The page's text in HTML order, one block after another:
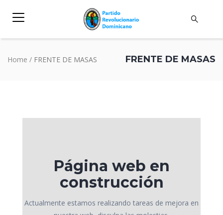
FRENTE DE MASAS
Home / FRENTE DE MASAS
Página web en
construcción
Actualmente estamos realizando tareas de mejora en